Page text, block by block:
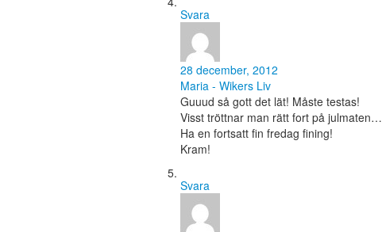
Svara
28 december, 2012
Maria - Wikers Liv
Guuud så gott det lät! Måste testas!
Visst tröttnar man rätt fort på julmaten…
Ha en fortsatt fin fredag fining!
Kram!
Svara